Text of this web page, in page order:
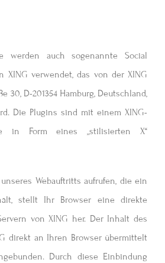
werden auch sogenannte Social
XING verwendet, das von der XING
30, D-201354 Hamburg, Deutschland,
Die Plugins sind mit einem XING-
in Form eines „stilisierten X“
Webauftritts aufrufen, die ein
stellt Ihr Browser eine direkte
von XING her. Der Inhalt des
direkt an Ihren Browser übermittelt
Durch diese Einbindung